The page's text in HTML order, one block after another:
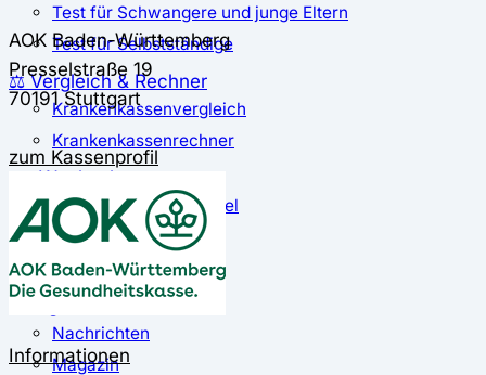
Test für Schwangere und junge Eltern
Test für Selbstständige
⚖️ Vergleich & Rechner
Krankenkassenvergleich
Krankenkassenrechner
↔ Wechsel
Krankenkassenwechsel
Kündigung
Musterkündigung
Nachrichten
Magazin
AOK Baden-Württemberg
Presselstraße 19
70191 Stuttgart
zum Kassenprofil
Informationen